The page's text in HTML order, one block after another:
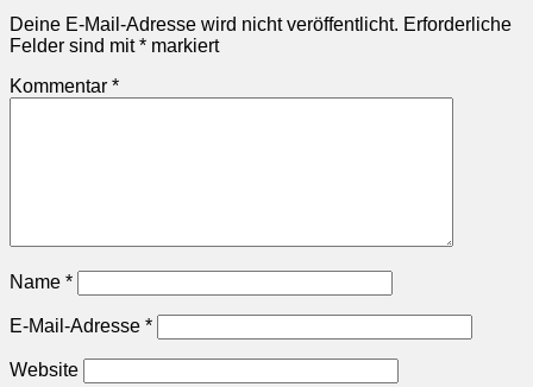
Deine E-Mail-Adresse wird nicht veröffentlicht. Erforderliche
Felder sind mit* markiert
Kommentar *
Name *
E-Mail-Adresse *
Website